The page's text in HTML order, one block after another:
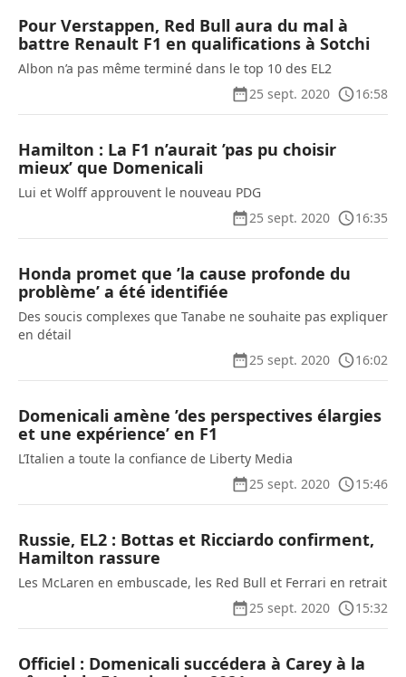
Pour Verstappen, Red Bull aura du mal à
battre Renault F1 en qualifications à Sotchi
Albon n’a pas même terminé dans le top 10 des EL2
25 sept. 2020
16:58
Hamilton : La F1 n’aurait ’pas pu choisir
mieux’ que Domenicali
Lui et Wolff approuvent le nouveau PDG
25 sept. 2020
16:35
Honda promet que ’la cause profonde du
problème’ a été identifiée
Des soucis complexes que Tanabe ne souhaite pas expliquer
en détail
25 sept. 2020
16:02
Domenicali amène ’des perspectives élargies
et une expérience’ en F1
L’Italien a toute la confiance de Liberty Media
25 sept. 2020
15:46
Russie, EL2 : Bottas et Ricciardo confirment,
Hamilton rassure
Les McLaren en embuscade, les Red Bull et Ferrari en retrait
25 sept. 2020
15:32
Officiel : Domenicali succédera à Carey à la